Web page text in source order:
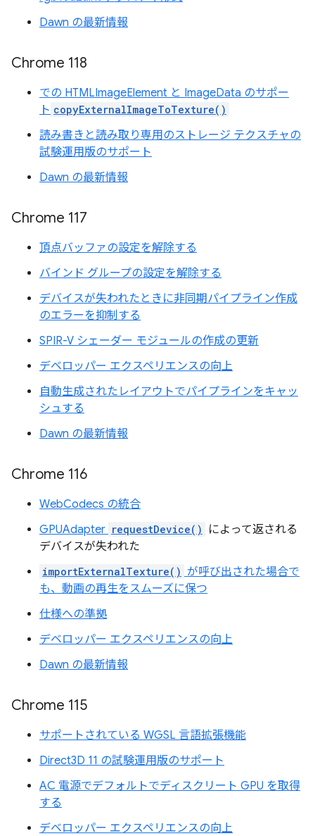
Dawn の最新情報
Chrome 118
での HTMLImageElement と ImageData のサポー
ト copyExternalImageToTexture()
読み書きと読み取り専用のストレージ テクスチャの
試験運用版のサポート
Dawn の最新情報
Chrome 117
頂点バッファの設定を解除する
バインド グループの設定を解除する
デバイスが失われたときに非同期パイプライン作成
のエラーを抑制する
SPIR-V シェーダー モジュールの作成の更新
デベロッパー エクスペリエンスの向上
自動生成されたレイアウトでパイプラインをキャッ
シュする
Dawn の最新情報
Chrome 116
WebCodecs の統合
GPUAdapter requestDevice()
によって返される
デバイスが失われた
importExternalTexture() が呼び出された場合で
も、動画の再生をスムーズに保つ
仕様への準拠
デベロッパー エクスペリエンスの向上
Dawn の最新情報
Chrome 115
サポートされている WGSL 言語拡張機能
Direct3D 11 の試験運用版のサポート
AC 電源でデフォルトでディスクリート GPU を取得
する
デベロッパー エクスペリエンスの向上